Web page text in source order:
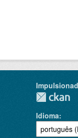
Idioma